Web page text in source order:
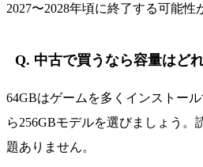
2027〜2028年頃に終了する可能性
Q. 中古で買うなら容量はど
64GBはゲームを多くインストー
ら256GBモデルを選びましょう。
題ありません。